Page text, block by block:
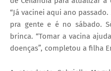
“Já vacinei aqui ano
pra gente e é no sábado.
brinca. “Tomar a vacina
doenças”, completou a filha